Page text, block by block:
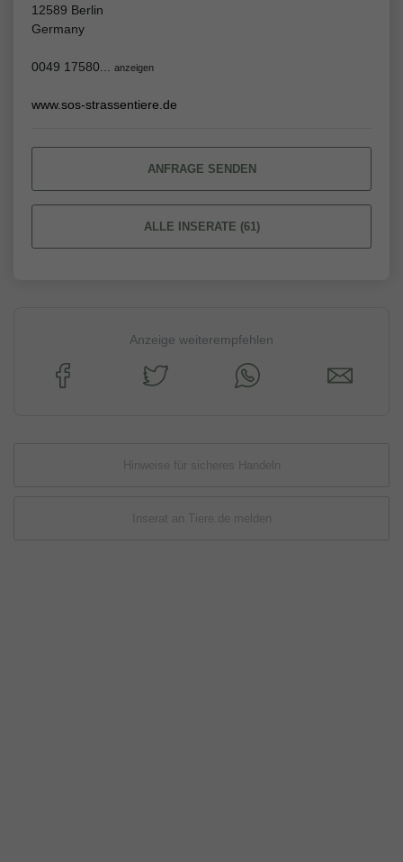
12589 Berlin
Germany
0049 17580... anzeigen
www.sos-strassentiere.de
ANFRAGE SENDEN
ALLE INSERATE (61)
Anzeige weiterempfehlen
Hinweise für sicheres Handeln
Inserat an Tiere.de melden